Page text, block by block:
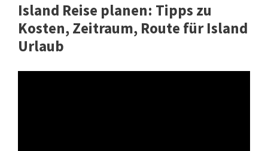
Island Reise planen: Tipps zu
Kosten, Zeitraum, Route für Island
Urlaub